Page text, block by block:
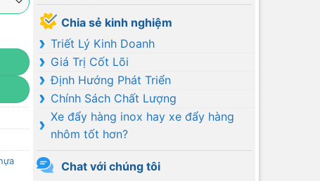
Chia sẻ kinh nghiệm
Triết Lý Kinh Doanh
Giá Trị Cốt Lõi
Định Hướng Phát Triển
Chính Sách Chất Lượng
Xe đẩy hàng inox hay xe đẩy hàng
nhôm tốt hơn?
Chat với chúng tôi